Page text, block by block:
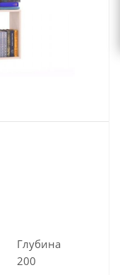
Глубина
200